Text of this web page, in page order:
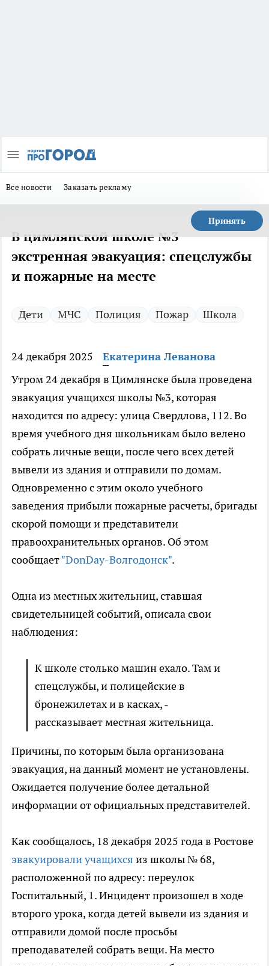
Все новости Заказать рекламу
Принять
В цимлянской школе №3
экстренная эвакуация: спецслужбы
и пожарные на месте
Дети МЧС Полиция Пожар Школа
24 декабря 2025
Екатерина Леванова
Утром 24 декабря в Цимлянске была проведена
эвакуация учащихся школы №3, которая
находится по адресу: улица Свердлова, 112. Во
время учебного дня школьникам было велено
собрать личные вещи, после чего всех детей
вывели из здания и отправили по домам.
Одновременно с этим около учебного
заведения прибыли пожарные расчеты, бригады
скорой помощи и представители
правоохранительных органов. Об этом
сообщает"DonDay-Волгодонск".
Одна из местных жительниц, ставшая
свидетельницей событий, описала свои
наблюдения:
К школе столько машин ехало. Там и
спецслужбы, и полицейские в
бронежилетах и в касках, -
рассказывает местная жительница.
Причины, по которым была организована
эвакуация, на данный момент не установлены.
Ожидается получение более детальной
информации от официальных представителей.
Как сообщалось, 18 декабря 2025 года в Ростове
эвакуировали учащихся из школы № 68,
расположенной по адресу: переулок
Госпитальный, 1. Инцидент произошел в ходе
второго урока, когда детей вывели из здания и
отправили домой после просьбы
преподавателей собрать вещи. На место